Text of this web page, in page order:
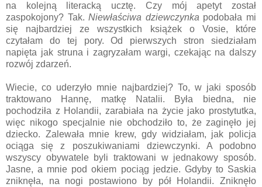
na kolejną literacką ucztę. Czy mój apetyt został
zaspokojony? Tak.Niewłaściwa dziewczynka podobała mi
się najbardziej ze wszystkich książek o Vosie, które
czytałam do tej pory. Od pierwszych stron siedziałam
napięta jak struna i zagryzałam wargi, czekając na dalszy
rozwój zdarzeń.
Wiecie, co uderzyło mnie najbardziej? To, w jaki sposób
traktowano Hannę, matkę Natalii. Była biedna, nie
pochodziła z Holandii, zarabiała na życie jako prostytutka,
więc nikogo specjalnie nie obchodziło to, że zaginęło jej
dziecko. Zalewała mnie krew, gdy widziałam, jak policja
ociąga się z poszukiwaniami dziewczynki. A podobno
wszyscy obywatele byli traktowani w jednakowy sposób.
Jasne, a mnie pod okiem pociąg jedzie. Gdyby to Saskia
zniknęła, na nogi postawiono by pół Holandii. Zniknęło